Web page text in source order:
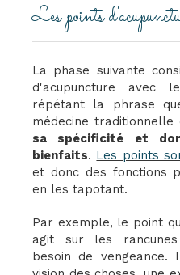
Les points
La phase suivante
d'acupuncture avec
répétant la phrase
médecine traditionnelle
sa spécificité et
bienfaits. Les points
et donc des fonctions
en les tapotant.
Par exemple, le point
agit sur les
besoin de